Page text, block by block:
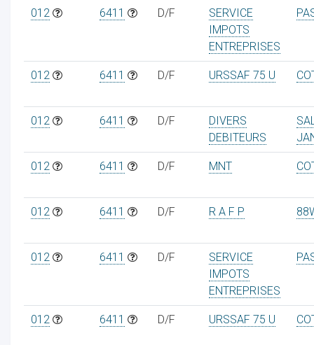
012 6411 D/F
SERVICE
IMPOTS
ENTREPRISES
012 6411 D/F URSSAF 75 U
012 6411 D/F
DIVERS
DEBITEURS
012 6411 D/F MNT
012 6411 D/F R A F P
012 6411 D/F
SERVICE
IMPOTS
ENTREPRISES
012 6411 D/F URSSAF 75 U